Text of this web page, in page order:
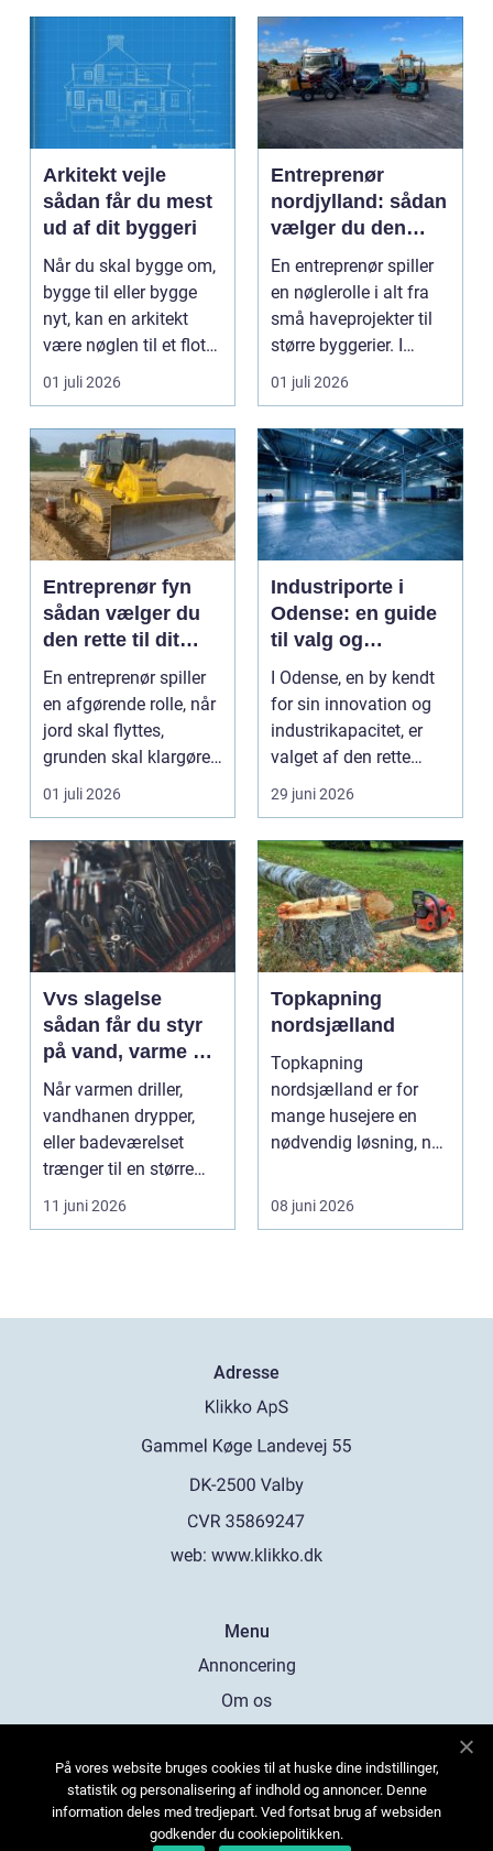
Arkitekt vejle
sådan får du mest
ud af dit byggeri
Når du skal bygge om,
bygge til eller bygge
nyt, kan en arkitekt
være nøglen til et flot
resultat, d...
01 juli 2026
Entreprenør
nordjylland: sådan
vælger du den
rette
samarbejdspartner
til dit byggeri
En entreprenør spiller
en nøglerolle i alt fra
små haveprojekter til
større byggerier. I
Nordjylland...
01 juli 2026
Entreprenør fyn
sådan vælger du
den rette til dit
projekt
En entreprenør spiller
en afgørende rolle, når
jord skal flyttes,
grunden skal klargøres,
eller der ...
01 juli 2026
Industriporte i
Odense: en guide
til valg og
installation
I Odense, en by kendt
for sin innovation og
industrikapacitet, er
valget af den rette
industriport a...
29 juni 2026
Vvs slagelse
sådan får du styr
på vand, varme og
energi i din bolig
Når varmen driller,
vandhanen drypper,
eller badeværelset
trænger til en større
renovering, er en dy...
11 juni 2026
Topkapning
nordsjælland
Topkapning
nordsjælland er for
mange husejere en
nødvendig løsning, når
mørke, ut...
08 juni 2026
Adresse
web: www.klikko.dk
Menu
Annoncering
Om os
Kontakt os
Sitemap
På vores website bruges cookies til at huske dine indstillinger,
statistik og personalisering af indhold og annoncer. Denne
information deles med tredjepart. Ved fortsat brug af websiden
godkender du cookiepolitikken.